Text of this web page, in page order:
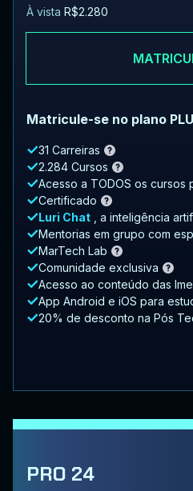
À vista R$2.280
Matricule-se no plano
31 Carreiras
2.284 Cursos
Acesso a TODOS os cursos
Certificado
Luri Chat
, a inteligência
Mentorias em grupo com
MarTech Lab
Comunidade exclusiva
Acesso ao conteúdo das
App Android e iOS para
20% de desconto na Pós
PRO 24